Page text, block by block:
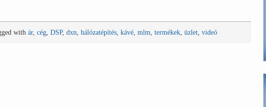
with ár, cég, DSP, dxn hálózatépítés, kávé, mlm termékek, üzlet, videó